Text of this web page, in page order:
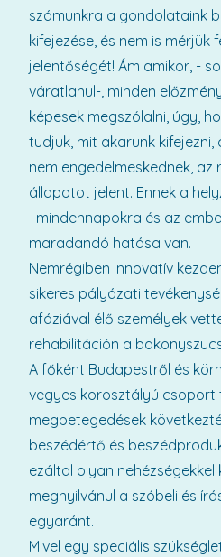
számunkra a gondolataink
kifejezése, és nem is mérjük
jelentőségét! Ám amikor, -
váratlanul-, minden
képesek megszólalni, úgy,
tudjuk, mit akarunk
nem engedelmeskednek, az
állapotot jelent. Ennek a
mindennapokra és az
maradandó hatása van.
Nemrégiben innovatív
sikeres pályázati
afáziával élő személyek
rehabilitáción a
A főként Budapestről és
vegyes korosztályú csoport
megbetegedések
beszédértő és
ezáltal olyan nehézségekkel
megnyilvánul a szóbeli és
egyaránt.
Mivel egy speciális